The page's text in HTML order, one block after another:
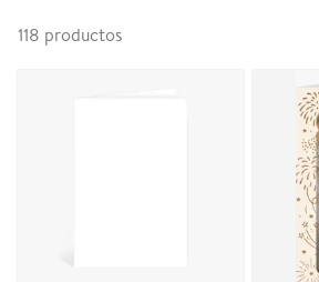
118 productos